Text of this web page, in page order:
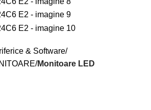
& Software
Monitoare LED